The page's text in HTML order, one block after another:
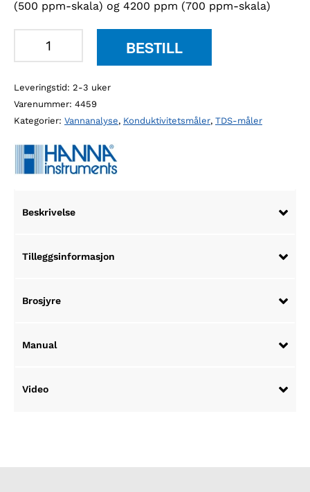
(500 ppm-skala) og 4200 ppm (700 ppm-skala)
næringsmåler
antall
BESTILL
Leveringstid: 2-3 uker
Varenummer: 4459
Kategorier: Vannanalyse, Konduktivitetsmåler, TDS-måler
Beskrivelse
Tilleggsinformasjon
Brosjyre
Manual
Video